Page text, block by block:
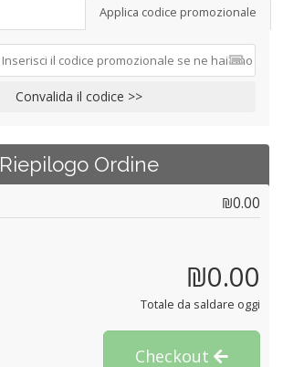
Applica codice promozionale
Convalida il codice >>
Riepilogo Ordine
₪0.00
₪0.00
Totale da saldare oggi
Checkout